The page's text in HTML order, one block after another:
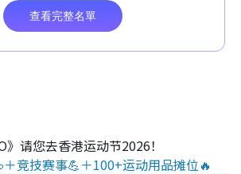
》请您去香港运动节2026！
竞技赛事💪＋100+运动用品摊位🔥